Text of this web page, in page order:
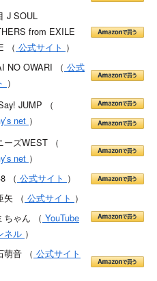
J SOUL
from EXILE
（ 公式サイト ）
NO OWARI （ 公式
）
JUMP （
net ）
ーズWEST （
net ）
（ 公式サイト ）
矢 （ 公式サイト ）
ちゃん （ YouTube
ネル ）
萌音 （ 公式サイト